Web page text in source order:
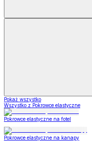
Pokaż wszystko
Wszystko z Pokrowce elastyczne
Pokrowce elastyczne na fotel
Pokrowce elastyczne na kanapy